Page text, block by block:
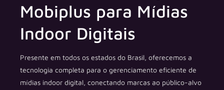
Mobiplus para Mídias
Indoor Digitais
Presente em todos os estados do Brasil, oferecemos a
tecnologia completa para o gerenciamento eficiente de
mídias indoor digital, conectando marcas ao público-alvo